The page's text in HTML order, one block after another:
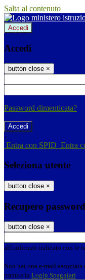
Salta al contenuto
Accedi
Accedi
button close ×
Password dimenticata?
-
Entra con SPID Entra
Seleziona utente
button close ×
Recupero password
button close ×
all'indirizzo indicato con le
Non hai una e-mail
tramite la Login Spaggiari